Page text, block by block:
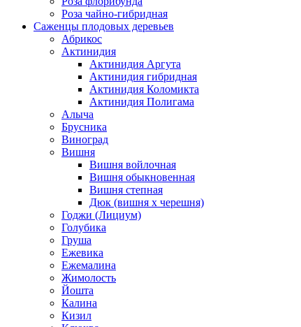
Роза чайно-гибридная
Саженцы плодовых деревьев
Абрикос
Актинидия
Актинидия Аргута
Актинидия гибридная
Актинидия Коломикта
Актинидия Полигама
Алыча
Брусника
Виноград
Вишня
Вишня войлочная
Вишня обыкновенная
Вишня степная
Дюк (вишня х черешня)
Годжи (Лициум)
Голубика
Груша
Ежевика
Ежемалина
Жимолость
Йошта
Калина
Кизил